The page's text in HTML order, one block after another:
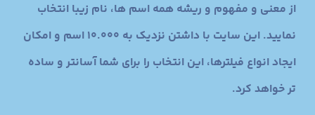
از معنی و مفهوم و ریشه همه اسم ها، نام زیبا انتخاب
نمایید. این سایت با داشتن نزدیک به 10.000 اسم و امکان
ایجاد انواع فیلترها، این انتخاب را برای شما آسانتر و ساده
تر خواهد کرد.